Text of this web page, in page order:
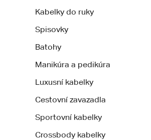
Kabelky do ruky
Spisovky
Batohy
Manikúra a pedikúra
Luxusní kabelky
Cestovní zavazadla
Sportovní kabelky
Crossbody kabelky